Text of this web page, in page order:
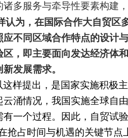
诸多服务与牵导性要素构建
认为，在国际合作大自贸区
应不同区域合作特点的设计
区，即主要面向发达经济体
发展需求。
这样提出，是国家实施积极
云涌情况，我国实施全球自
有一个过程。因此，自贸试
抢占时间与机遇的关键节点